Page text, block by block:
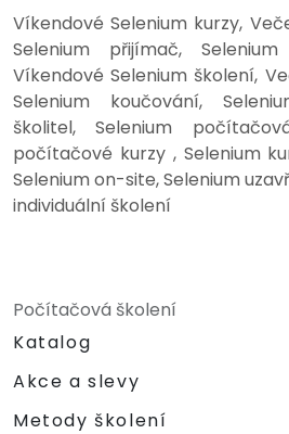
Víkendové Selenium kurzy,
Selenium přijímač,
Víkendové Selenium školení,
Selenium koučování,
školitel, Selenium
počítačové kurzy , Selenium
Selenium on-site, Selenium
individuální školení
Počítačová školení
Katalog
Akce a slevy
Metody školení